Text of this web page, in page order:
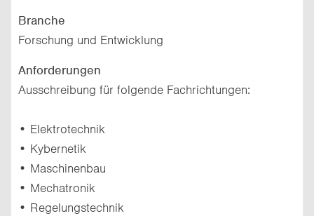
Branche
Forschung und Entwicklung
Anforderungen
Ausschreibung für folgende Fachrichtungen:
• Elektrotechnik
• Kybernetik
• Maschinenbau
• Mechatronik
• Regelungstechnik